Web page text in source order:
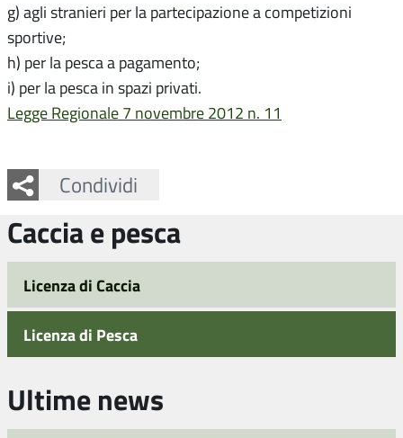
g) agli stranieri per la partecipazione a competizioni
sportive;
h) per la pesca a pagamento;
i) per la pesca in spazi privati.
Legge Regionale 7 novembre 2012 n. 11
Condividi
Facebook
Twitter
Whatsapp
Caccia e pesca
Licenza di Caccia
Licenza di Pesca
Ultime news